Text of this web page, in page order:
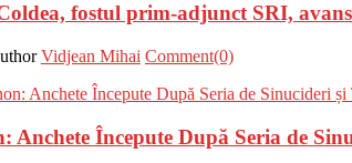
fostul prim-adjunct SRI,
Vidjean Mihai Comment(0)
Anchete Începute După Seria de